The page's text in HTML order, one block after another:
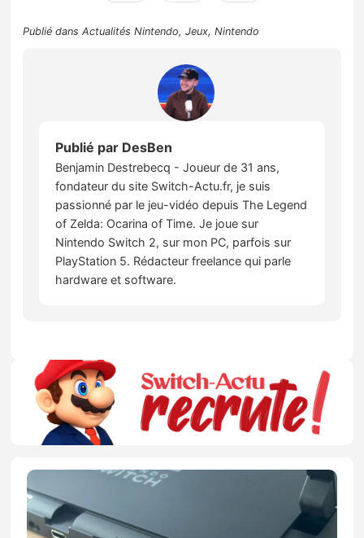
Publié dansActualités Nintendo,Jeux,Nintendo
Publié par DesBen
Benjamin Destrebecq - Joueur de 31 ans,
fondateur du site Switch-Actu.fr, je suis
passionné par le jeu-vidéo depuis The Legend
of Zelda: Ocarina of Time. Je joue sur
Nintendo Switch 2, sur mon PC, parfois sur
PlayStation 5. Rédacteur freelance qui parle
hardware et software.